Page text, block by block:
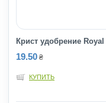
Крист удобрение Royal
19.50 ₴
КУПИТЬ